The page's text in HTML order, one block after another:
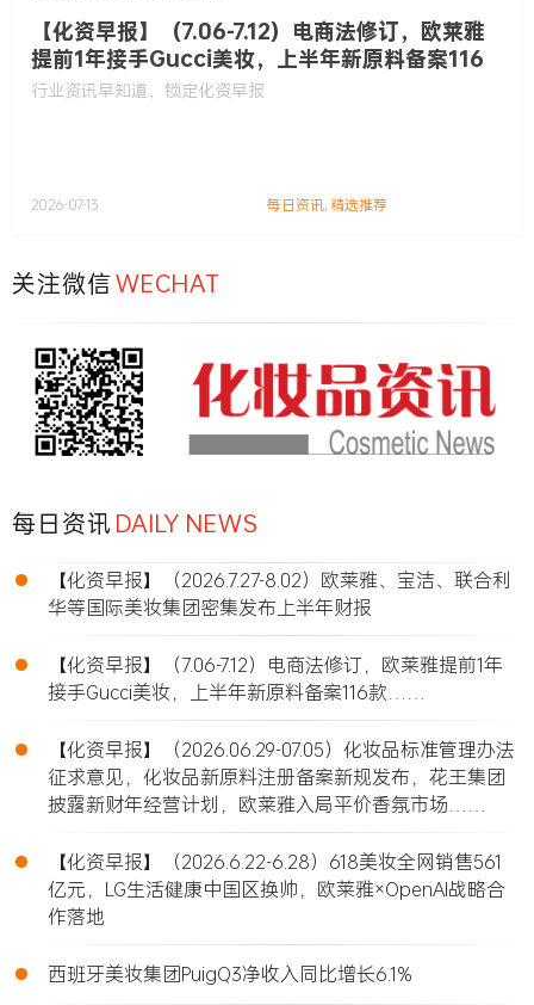
【化资早报】（7.06-7.12）电商法修订，欧莱雅
提前1年接手Gucci美妆，上半年新原料备案116
款……
行业资讯早知道，锁定化资早报
2026-07-13 每日资讯,精选推荐
关注微信WECHAT
每日资讯DAILY NEWS
•
【化资早报】（2026.7.27-8.02）欧莱雅、宝洁、联合利
华等国际美妆集团密集发布上半年财报
•
【化资早报】（7.06-7.12）电商法修订，欧莱雅提前1年
接手Gucci美妆，上半年新原料备案116款……
•
【化资早报】（2026.06.29-07.05）化妆品标准管理办法
征求意见，化妆品新原料注册备案新规发布，花王集团
披露新财年经营计划，欧莱雅入局平价香氛市场……
•
【化资早报】（2026.6.22-6.28）618美妆全网销售561
亿元，LG生活健康中国区换帅，欧莱雅×OpenAI战略合
作落地
• 西班牙美妆集团PuigQ3净收入同比增长6.1%